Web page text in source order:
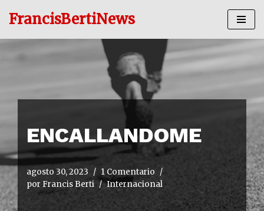
FrancisBertiNews
ENCALLANDOME
agosto 30, 2023
1 Comentario
por Francis Berti Internacional